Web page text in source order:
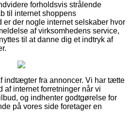
forholdsvis strålende
til internet shoppens
er der nogle internet selskaber hvor
af virksomhedens service,
til at danne dig et indtryk af
indtægter fra annoncer. Vi har tætte
af internet forretninger når vi
og indhenter godtgørelse for
på vores side foretager en